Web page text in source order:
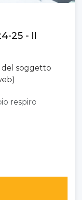
25 - II
del soggetto
respiro